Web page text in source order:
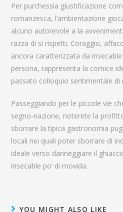
Per purchessia giustificazione
romanzesca, l’ambientazione
alcuno autorevole a la
razza di si rispetti. Coraggio,
ancora caratterizzata da
persona, rappresenta la cornice
passato colloquio sentimentale di
Passeggiando per le piccole vie
segno-nazione, noterete la
sborrare la tipica gastronomia
locali nei quali poter sborrare di
ideale verso danneggiare il
insecable po’ di movida.
YOU MIGHT ALSO LIKE